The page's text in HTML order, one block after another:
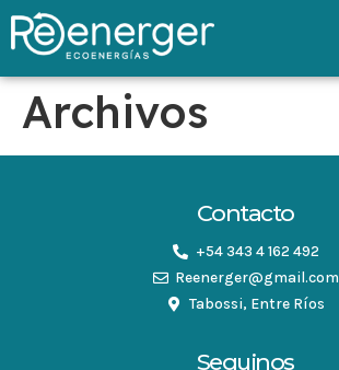
Archivos
Contacto
+54 343 4 162 492
Reenerger@gmail.com
Tabossi, Entre Ríos
Seguinos